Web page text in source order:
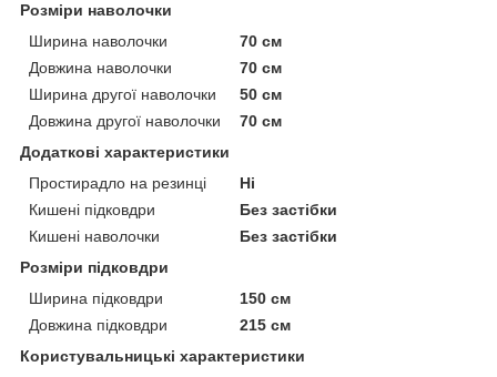
Розміри наволочки
Ширина наволочки
70 см
Довжина наволочки
70 см
Ширина другої наволочки
50 см
Довжина другої наволочки
70 см
Додаткові характеристики
Простирадло на резинці
Ні
Кишені підковдри
Без застібки
Кишені наволочки
Без застібки
Розміри підковдри
Ширина підковдри
150 см
Довжина підковдри
215 см
Користувальницькі характеристики